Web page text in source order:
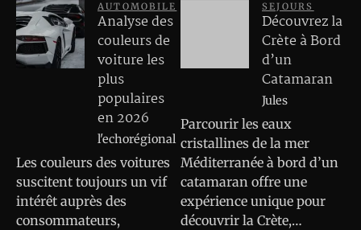
AUTOMOBILE
Analyse des
couleurs de
voiture les
plus
populaires
en 2026
l'echorégional
Les couleurs des voitures
suscitent toujours un vif
intérêt auprès des
consommateurs,
SEJOURS
Découvrez la
Crète à Bord
d’un
Catamaran
Jules
Parcourir les eaux
cristallines de la mer
Méditerranée à bord d’un
catamaran offre une
expérience unique pour
découvrir la Crète,…